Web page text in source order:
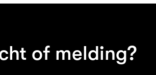
of melding?